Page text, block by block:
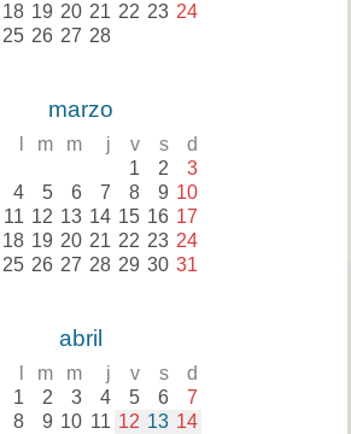
18 19 20 21 22 23 24
25 26 27 28
marzo
m m j v s d
1 2 3
4 5 6 7 8 9 10
11 12 13 14 15 16 17
18 19 20 21 22 23 24
25 26 27 28 29 30 31
abril
m m j v s d
1 2 3 4 5 6 7
8 9 10 11 12 13 14